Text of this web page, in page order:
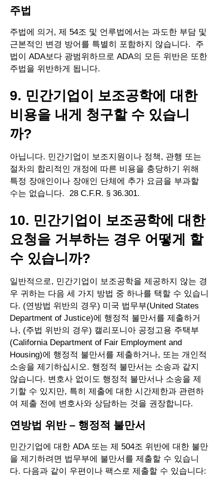
주법
주법에 의거, 제 54조 및 언루법에서는 과도한 부담 및
근본적인 변경 방어를 특별히 포함하지 않습니다. 주
법이 ADA보다 광범위하므로 ADA의 모든 위반은 또한
주법을 위반하게 됩니다.
9. 민간기업이 보조공학에 대한
비용을 내게 청구할 수 있습니
까?
아닙니다. 민간기업이 보조지원이나 정책, 관행 또는
절차의 합리적인 개정에 따른 비용을 충당하기 위해
특정 장애인이나 장애인 단체에 추가 요금을 부과할
수는 없습니다. 28 C.F.R. § 36.301.
10. 민간기업이 보조공학에 대한
요청을 거부하는 경우 어떻게 할
수 있습니까?
일반적으로, 민간기업이 보조공학을 제공하지 않는 경
우 귀하는 다음 세 가지 방법 중 하나를 택할 수 있습니
다. (연방법 위반의 경우) 미국 법무부(United States
Department of Justice)에 행정적 불만서를 제출하거
나, (주법 위반의 경우) 캘리포니아 공정고용 주택부
(California Department of Fair Employment and
Housing)에 행정적 불만서를 제출하거나, 또는 개인적
소송을 제기하십시오. 행정적 불만서는 소송과 같지
않습니다. 변호사 없이도 행정적 불만서나 소송을 제
기할 수 있지만, 특히 제출에 대한 시간제한과 관련하
여 제출 전에 변호사와 상담하는 것을 권장합니다.
연방법 위반 – 행정적 불만서
민간기업에 대한 ADA 또는 제 504조 위반에 대한 불만
을 제기하려면 법무부에 불만서를 제출할 수 있습니
다. 다음과 같이 우편이나 팩스로 제출할 수 있습니다: